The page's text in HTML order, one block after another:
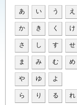
あ い う え
か き く け
さ し す せ
ま み む め
や ゆ よ
ら り る れ